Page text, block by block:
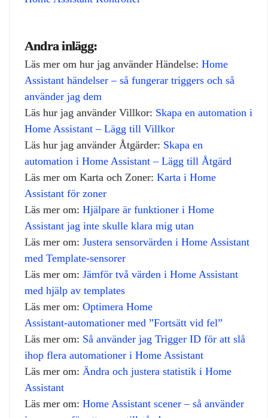
Andra inlägg:
Läs mer om hur jag använder Händelse: Home
Assistant händelser – så fungerar triggers och så
använder jag dem
Läs hur jag använder Villkor: Skapa en automation i
Home Assistant – Lägg till Villkor
Läs hur jag använder Åtgärder: Skapa en
automation i Home Assistant – Lägg till Åtgärd
Läs mer om Karta och Zoner: Karta i Home
Assistant för zoner
Läs mer om: Hjälpare är funktioner i Home
Assistant jag inte skulle klara mig utan
Läs mer om: Justera sensorvärden i Home Assistant
med Template‑sensorer
Läs mer om: Jämför två värden i Home Assistant
med hjälp av templates
Läs mer om: Optimera Home
Assistant‑automationer med ”Fortsätt vid fel”
Läs mer om: Så använder jag Trigger ID för att slå
ihop flera automationer i Home Assistant
Läs mer om: Ändra och justera statistik i Home
Assistant
Läs mer om: Home Assistant scener – så använder